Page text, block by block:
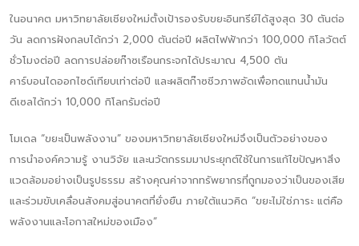
ในอนาคต มหาวิทยาลัยเชียงใหม่ตั้งเป้ารองรับขยะอินทรีย์ได้สูงสุด 30 ตันต่อ
วัน ลดการฝังกลบได้กว่า 2,000 ตันต่อปี ผลิตไฟฟ้ากว่า 100,000 กิโลวัตต์
ชั่วโมงต่อปี ลดการปล่อยก๊าซเรือนกระจกได้ประมาณ 4,500 ตัน
คาร์บอนไดออกไซด์เทียบเท่าต่อปี และผลิตก๊าซชีวภาพอัดเพื่อทดแทนน้ำมัน
ดีเซลได้กว่า 10,000 กิโลกรัมต่อปี
โมเดล “ขยะเป็นพลังงาน” ของมหาวิทยาลัยเชียงใหม่จึงเป็นตัวอย่างของ
การนำองค์ความรู้ งานวิจัย และนวัตกรรมมาประยุกต์ใช้ในการแก้ไขปัญหาสิ่ง
แวดล้อมอย่างเป็นรูปธรรม สร้างคุณค่าจากทรัพยากรที่ถูกมองว่าเป็นของเสีย
และร่วมขับเคลื่อนสังคมสู่อนาคตที่ยั่งยืน ภายใต้แนวคิด “ขยะไม่ใช่ภาระ แต่คือ
พลังงานและโอกาสใหม่ของเมือง”